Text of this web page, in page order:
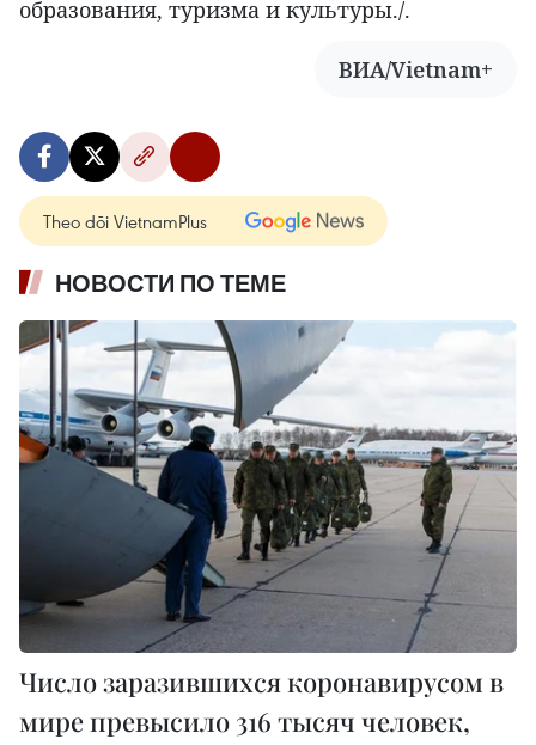
образования, туризма и культуры./.
ВИА/Vietnam+
Theo dõi VietnamPlus
НОВОСТИ ПО ТЕМЕ
Число заразившихся коронавирусом в
мире превысило 316 тысяч человек,